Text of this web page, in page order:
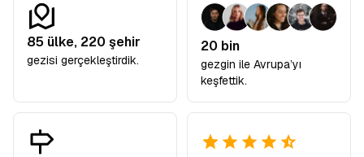
85 ülke, 220 şehir
gezisi gerçekleştirdik.
20 bin
gezgin ile Avrupa’yı
keşfettik.